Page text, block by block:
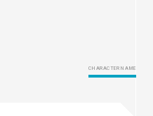
CHARACTER NAME